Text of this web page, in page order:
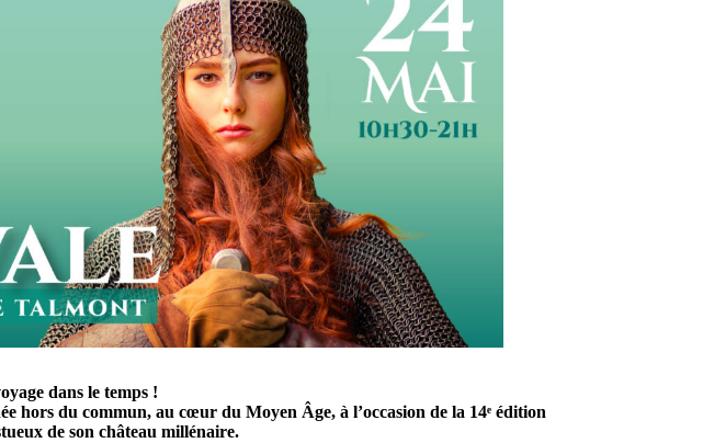
dans le temps !
du commun, au cœur du Moyen Âge, à l’occasion de la 14ᵉ édition
de son château millénaire.